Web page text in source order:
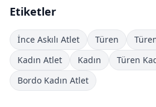
Etiketler
İnce Askılı Atlet Türen
Kadın Atlet
Kadın
Türen
Bordo Kadın Atlet